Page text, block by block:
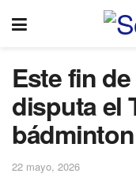
Este fin
disputa el
bádminton
22 mayo, 2026